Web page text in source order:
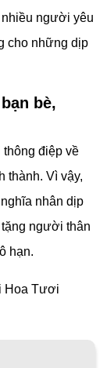
người yêu
cho những dịp
bè,
thông điệp về
thành. Vì vậy,
nhân dịp
người thân
hạn.
Hoa Tươi